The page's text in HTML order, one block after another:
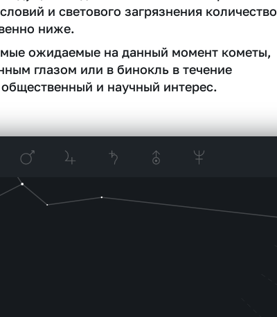
и светового загрязнения количество
ниже.
ожидаемые на данный момент кометы,
глазом или в бинокль в течение
и научный интерес.